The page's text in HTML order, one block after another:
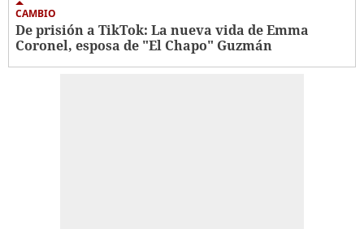
CAMBIO
De prisión a TikTok: La nueva vida de Emma
Coronel, esposa de "El Chapo" Guzmán